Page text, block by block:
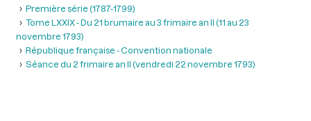
Première série (1787-1799)
Tome LXXIX - Du 21 brumaire au 3 frimaire an II (11 au 23
novembre 1793)
République française - Convention nationale
Séance du 2 frimaire an II (vendredi 22 novembre 1793)